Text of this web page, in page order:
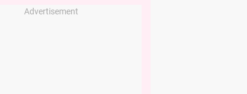
Advertisement